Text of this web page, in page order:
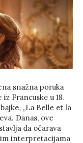
snažna poruka
Francuske u 18.
„La Belle et la
Danas, ove
da očarava
interpretacijama